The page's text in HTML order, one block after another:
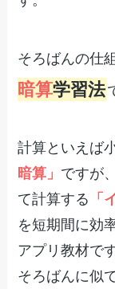
そろばんの仕
暗算学習法
計算といえば
暗算」 ですが
て計算する 「
を短期間に効
アプリ教材です
そろばんに似